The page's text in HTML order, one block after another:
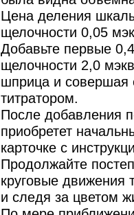
Цена деления
щелочности 0,05
Добавьте первые
щелочности 2,0
шприца и совершая
титратором.
После добавления
приобретет
карточке с
Продолжайте
круговые движения
и следя за цветом